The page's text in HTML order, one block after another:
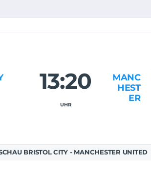
13:20
UHR
MANC
HEST
ER
BRISTOL CITY - MANCHESTER UNITED